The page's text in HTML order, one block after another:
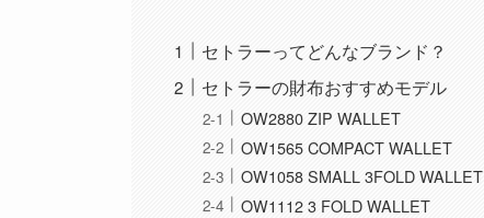
セトラーってどんなブランド？
セトラーの財布おすすめモデル
OW2880 ZIP WALLET
OW1565 COMPACT WALLET
OW1058 SMALL 3FOLD WALLET
OW1112 3 FOLD WALLET